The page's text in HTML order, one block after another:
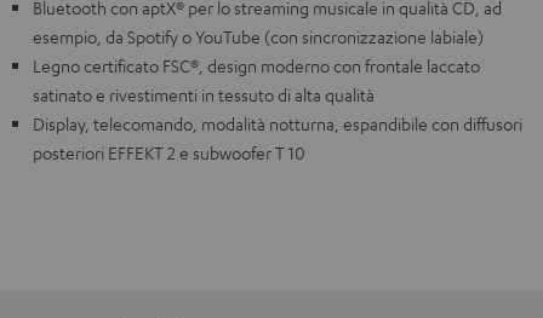
Bluetooth con aptX® per lo streaming musicale in qualità CD, ad
esempio, da Spotify o YouTube (con sincronizzazione labiale)
Legno certificato FSC®, design moderno con frontale laccato
satinato e rivestimenti in tessuto di alta qualità
Display, telecomando, modalità notturna, espandibile con diffusori
posteriori EFFEKT 2 e subwoofer T 10